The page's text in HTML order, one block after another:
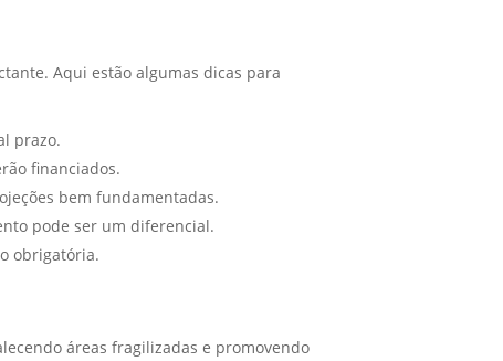
Aqui estão algumas dicas para
prazo.
financiados.
bem fundamentadas.
pode ser um diferencial.
obrigatória.
áreas fragilizadas e promovendo